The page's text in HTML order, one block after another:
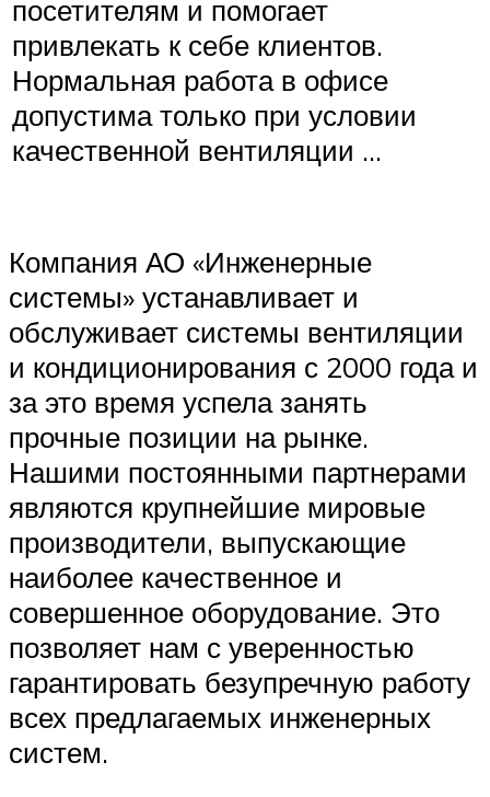
посетителям и помогает
привлекать к себе клиентов.
Нормальная работа в офисе
допустима только при условии
качественной вентиляции …
Компания АО «Инженерные
системы» устанавливает и
обслуживает системы вентиляции
и кондиционирования с 2000 года и
за это время успела занять
прочные позиции на рынке.
Нашими постоянными партнерами
являются крупнейшие мировые
производители, выпускающие
наиболее качественное и
совершенное оборудование. Это
позволяет нам с уверенностью
гарантировать безупречную работу
всех предлагаемых инженерных
систем.